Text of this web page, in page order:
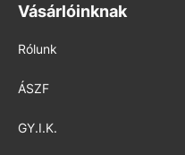
Vásárlóinknak
Rólunk
ÁSZF
GY.I.K.